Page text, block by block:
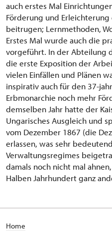
auch erstes Mal
Förderung und
beitrugen; Lernmethoden,
Erstes Mal wurde auch die
vorgeführt. In der Abteilung
die erste Exposition der
vielen Einfällen und Plänen
inspirativ auch für den 37-
Erbmonarchie noch mehr
demselben Jahr hatte der
Ungarisches Ausgleich und
vom Dezember 1867 (die
erlassen, was sehr
Verwaltungsregimes
damals noch nicht mal
Halben Jahrhundert ganz
Home